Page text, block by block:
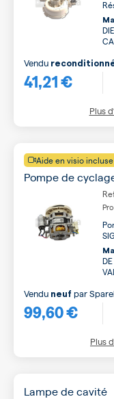
41,21 €
Vendu
Plus
Aide en visio incluse
Pompe de
99,60 €
Vendu neuf par
Plus
Lampe de cavité